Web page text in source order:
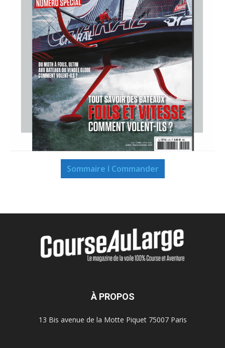
Sommaire I Commander
À PROPOS
13 Bis avenue de la Motte Piquet 75007 Paris